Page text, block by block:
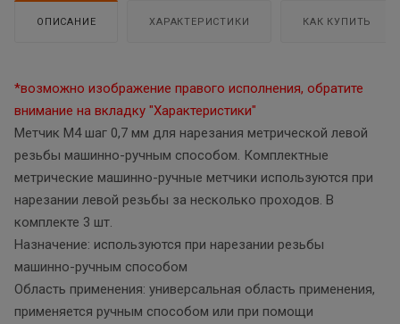
ОПИСАНИЕ ХАРАКТЕРИСТИКИ КАК КУПИТЬ
*возможно изображение правого исполнения, обратите
внимание на вкладку "Характеристики"
Метчик М4 шаг 0,7 мм для нарезания метрической левой
резьбы машинно-ручным способом. Комплектные
метрические машинно-ручные метчики используются при
нарезании левой резьбы за несколько проходов. В
комплекте 3 шт.
Назначение: используются при нарезании резьбы
машинно-ручным способом
Область применения: универсальная область применения,
применяется ручным способом или при помощи